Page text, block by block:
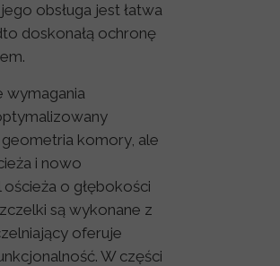
obsługa jest łatwa
doskonałą ochronę
wymagania
komory, ale
i nowo
o głębokości
są wykonane z
oferuje
W części